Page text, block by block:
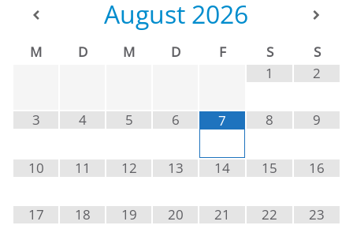
August 2026
M D M D F S
S
1
2
3 4 5 6 7 8 9
10 11 12 13 14 15 16
17 18 19 20 21 22 23